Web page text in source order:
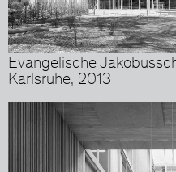
Evangelische
Karlsruhe, 2013